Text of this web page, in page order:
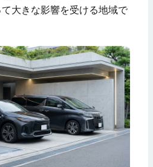
大きな影響を受ける地域で